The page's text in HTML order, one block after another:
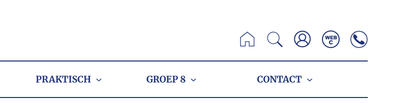
Zoeken
PRAKTISCH GROEP 8 CONTACT